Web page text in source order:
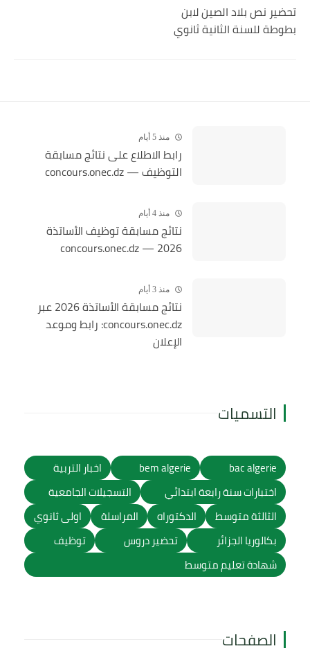
تحضير نص بلاد الصين لابن
بطوطة للسنة الثانية ثانوي
منذ 5 أيام
رابط الاطلاع على نتائج مسابقة
التوظيف — concours.onec.dz
منذ 4 أيام
نتائج مسابقة توظيف الأساتذة
2026 — concours.onec.dz
منذ 3 أيام
نتائج مسابقة الأساتذة 2026 عبر
concours.onec.dz: رابط وموعد
الإعلان
التسميات
bac algerie
bem algerie
اخبار التربية
اختبارات سنة رابعة ابتدائي
التسجيلات الجامعية
الثالثة متوسط
الدكتوراه المراسلة
اولى ثانوي
بكالوريا الجزائر
تحضير دروس
توظيف
شهادة تعليم متوسط
الصفحات